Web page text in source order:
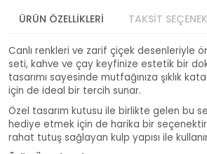
ÜRÜN ÖZELLİKLERİ TAKSİT
Canlı renkleri ve zarif çiçek desenleriyle
seti, kahve ve çay keyfinize estetik bir
tasarımı sayesinde mutfağınıza şıklık
için de ideal bir tercih sunar.
Özel tasarım kutusu ile birlikte gelen bu
hediye etmek için de harika bir
rahat tutuş sağlayan kulp yapısı ile